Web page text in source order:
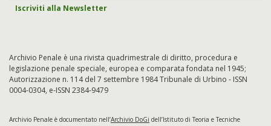
Iscriviti alla Newsletter
Archivio Penale è una rivista quadrimestrale di diritto, procedura e
legislazione penale speciale, europea e comparata fondata nel 1945;
Autorizzazione n. 114 del 7 settembre 1984 Tribunale di Urbino - ISSN
0004-0304, e-ISSN 2384-9479
Archivio Penale è documentato nell’Archivio DoGi dell’Istituto di Teoria e Tecniche